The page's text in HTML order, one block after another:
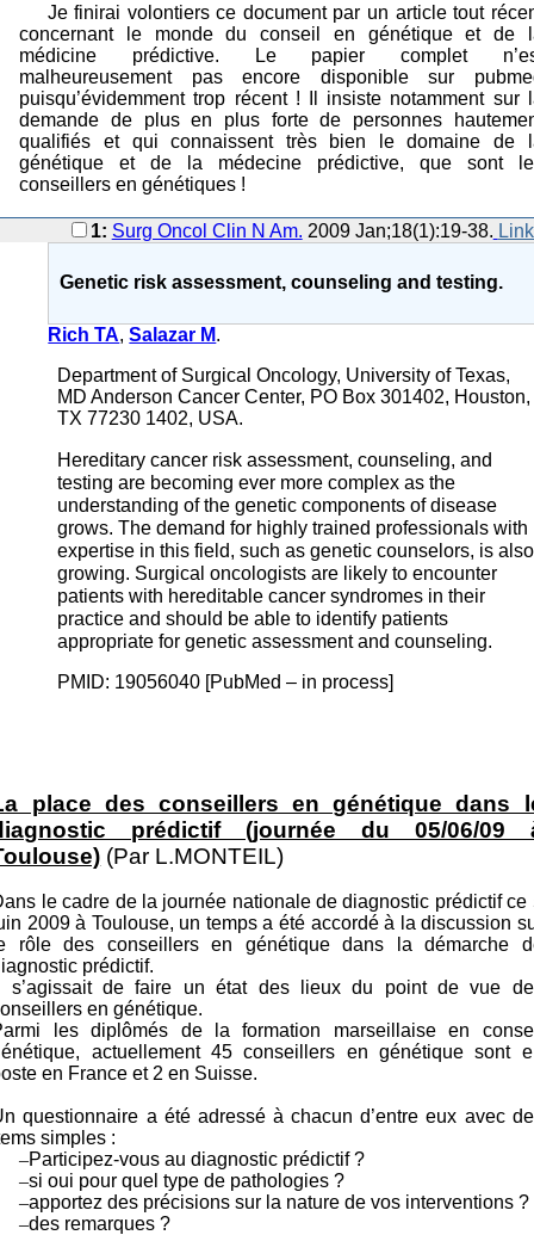
Je finirai volontiers ce document par un article tout
concernant le monde du conseil en génétique et de
médicine prédictive. Le papier complet
malheureusement pas encore disponible sur
puisqu’évidemment trop récent ! Il insiste notamment sur
demande de plus en plus forte de personnes
qualifiés et qui connaissent très bien le domaine de
génétique et de la médecine prédictive, que sont
conseillers en génétiques !
1: Surg Oncol Clin N Am. 2009 Jan;18(1):19-38.
Genetic risk assessment, counseling and testing.
Rich TA,Salazar M.
Department of Surgical Oncology, University of Texas,
MD Anderson Cancer Center, PO Box 301402, Houston,
TX 77230 1402, USA.
Hereditary cancer risk assessment, counseling, and
testing are becoming ever more complex as the
understanding of the genetic components of disease
grows. The demand for highly trained professionals with
expertise in this field, such as genetic counselors, is also
growing. Surgical oncologists are likely to encounter
patients with hereditable cancer syndromes in their
practice and should be able to identify patients
appropriate for genetic assessment and counseling.
PMID: 19056040 [PubMed – in process]
place des conseillers en génétique dans
prédictif (journée du 05/06/09
(Par L.MONTEIL)
le cadre de la journée nationale de diagnostic prédictif ce
2009 à Toulouse, un temps a été accordé à la discussion
rôle des conseillers en génétique dans la démarche
prédictif.
s’agissait de faire un état des lieux du point de vue
en génétique.
les diplômés de la formation marseillaise en
actuellement 45 conseillers en génétique sont
en France et 2 en Suisse.
questionnaire a été adressé à chacun d’entre eux avec
simples :
–Participez-vous au diagnostic prédictif ?
–si oui pour quel type de pathologies ?
–apportez des précisions sur la nature de vos interventions ?
–des remarques ?